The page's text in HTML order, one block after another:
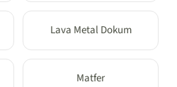
Lava Metal Dokum
Matfer